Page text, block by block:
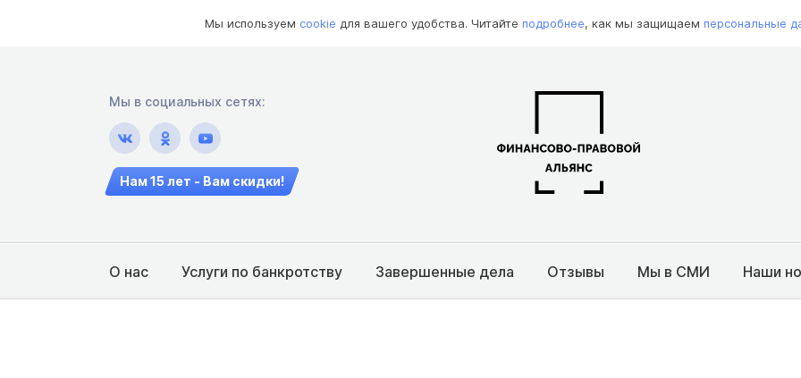
Мы используем cookie для вашего удобства. Читайте подробнее, как мы защищаем персональные
Мы в социальных сетях:
Нам 15 лет - Вам скидки!
О нас Услуги по банкротству Завершенные дела Отзывы Мы в СМИ Наши